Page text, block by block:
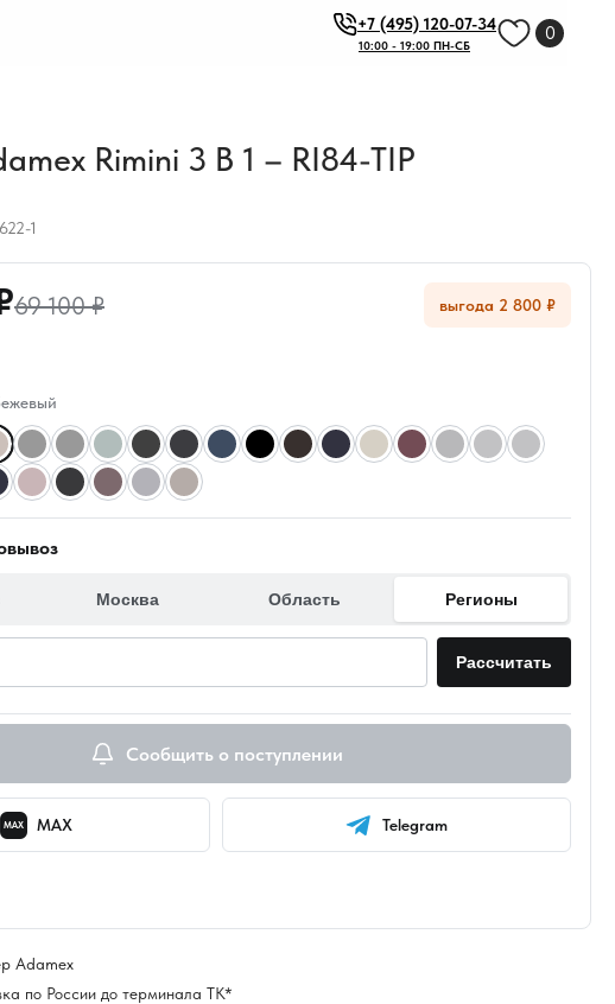
+7 (495) 120-07-34
10:00 - 19:00 ПН-СБ
0
Rimini 3 В 1 – RI84-TIP
1
69 100 ₽ выгода 2 800 ₽
Москва Область Регионы
Рассчитать
Сообщить о поступлении
MAX MAX Telegram
Adamex
по России до терминала ТК*